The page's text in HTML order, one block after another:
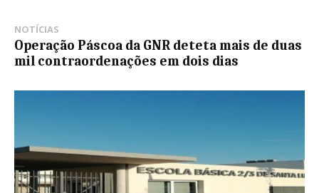
NOTÍCIAS
Operação Páscoa da GNR deteta mais de duas
mil contraordenações em dois dias